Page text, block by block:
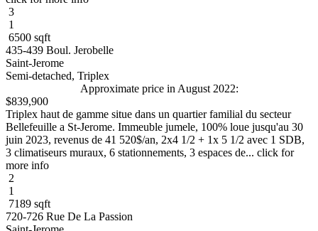
3
1
6500 sqft
435-439 Boul. Jerobelle
Saint-Jerome
Semi-detached, Triplex
Approximate price in August 2022:
$839,900
Triplex haut de gamme situe dans un quartier familial du secteur
Bellefeuille a St-Jerome. Immeuble jumele, 100% loue jusqu'au 30
juin 2023, revenus de 41 520$/an, 2x4 1/2 + 1x 5 1/2 avec 1 SDB,
3 climatiseurs muraux, 6 stationnements, 3 espaces de... click for
more info
2
1
7189 sqft
720-726 Rue De La Passion